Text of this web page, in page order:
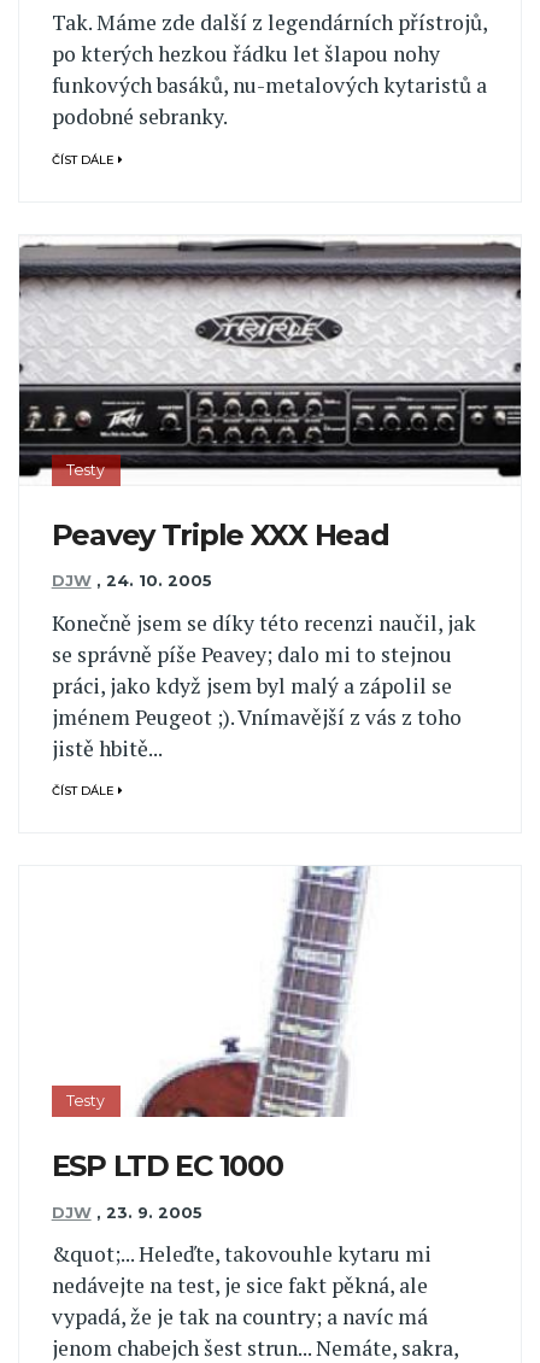
Tak. Máme zde další z legendárních přístrojů,
po kterých hezkou řádku let šlapou nohy
funkových basáků, nu-metalových kytaristů a
podobné sebranky.
ČÍST DÁLE
Testy
Peavey Triple XXX Head
DJW , 24. 10. 2005
Konečně jsem se díky této recenzi naučil, jak
se správně píše Peavey; dalo mi to stejnou
práci, jako když jsem byl malý a zápolil se
jménem Peugeot ;). Vnímavější z vás z toho
jistě hbitě...
ČÍST DÁLE
Testy
ESP LTD EC 1000
DJW , 23. 9. 2005
&quot;... Heleďte, takovouhle kytaru mi
nedávejte na test, je sice fakt pěkná, ale
vypadá, že je tak na country; a navíc má
jenom chabejch šest strun... Nemáte, sakra,